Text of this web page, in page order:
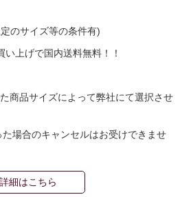
のサイズ等の条件有)
上げで国内送料無料！！
商品サイズによって弊社にて選択させ
場合のキャンセルはお受けできませ
細はこちら